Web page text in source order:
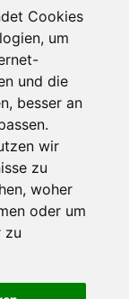
Cookies
um
und die
besser an
wir
zu
woher
oder um
zu